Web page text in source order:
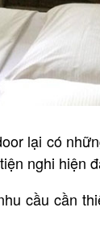
lại có
nghi hiện
cầu cần